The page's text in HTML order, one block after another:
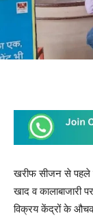
खरीफ सीजन से पहले
खाद व कालाबाजारी
विक्रय केंद्रों के औचक